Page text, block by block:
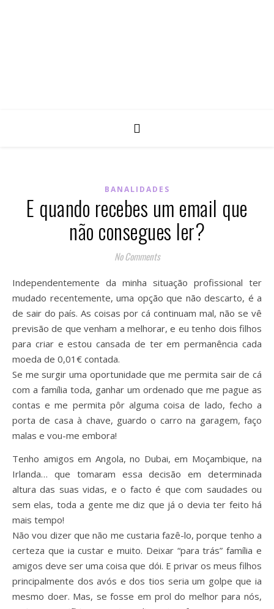
BANALIDADES
E quando recebes um email que
não consegues ler?
No Comments
Independentemente da minha situação profissional ter
mudado recentemente, uma opção que não descarto, é a
de sair do país. As coisas por cá continuam mal, não se vê
previsão de que venham a melhorar, e eu tenho dois filhos
para criar e estou cansada de ter em permanência cada
moeda de 0,01€ contada.
Se me surgir uma oportunidade que me permita sair de cá
com a família toda, ganhar um ordenado que me pague as
contas e me permita pôr alguma coisa de lado, fecho a
porta de casa à chave, guardo o carro na garagem, faço
malas e vou-me embora!
Tenho amigos em Angola, no Dubai, em Moçambique, na
Irlanda… que tomaram essa decisão em determinada
altura das suas vidas, e o facto é que com saudades ou
sem elas, toda a gente me diz que já o devia ter feito há
mais tempo!
Não vou dizer que não me custaria fazê-lo, porque tenho a
certeza que ia custar e muito. Deixar “para trás” família e
amigos deve ser uma coisa que dói. E privar os meus filhos
principalmente dos avós e dos tios seria um golpe que ia
mesmo doer. Mas, se fosse em prol do melhor para nós,